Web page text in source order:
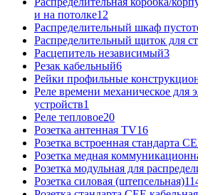
и на потолке12
Распределительный шкаф
Распределительный щиток для
Расцепитель независимый3
Резак кабельный6
Рейки профильные
Реле времени механическое для
устройств1
Реле тепловое20
Розетка антенная TV16
Розетка встроенная стандарта
Розетка медная
Розетка модульная для
Розетка силовая (штепсельная)